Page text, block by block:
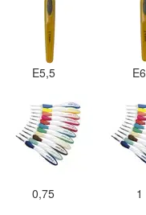
E5,5 E6
0,75 1